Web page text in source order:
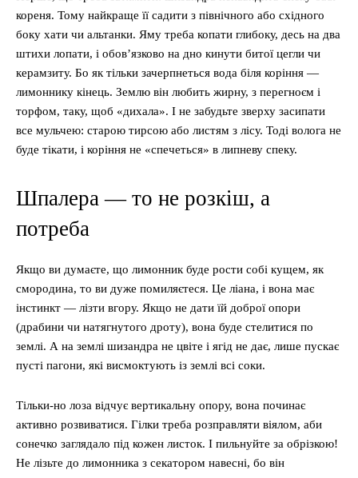
кореня. Тому найкраще її садити з північного або східного
боку хати чи альтанки. Яму треба копати глибоку, десь на два
штихи лопати, і обов’язково на дно кинути битої цегли чи
керамзиту. Бо як тільки зачерпнеться вода біля коріння —
лимоннику кінець. Землю він любить жирну, з перегноєм і
торфом, таку, щоб «дихала». І не забудьте зверху засипати
все мульчею: старою тирсою або листям з лісу. Тоді волога не
буде тікати, і коріння не «спечеться» в липневу спеку.
Шпалера — то не розкіш, а
потреба
Якщо ви думаєте, що лимонник буде рости собі кущем, як
смородина, то ви дуже помиляєтеся. Це ліана, і вона має
інстинкт — лізти вгору. Якщо не дати їй доброї опори
(драбини чи натягнутого дроту), вона буде стелитися по
землі. А на землі шизандра не цвіте і ягід не дає, лише пускає
пусті пагони, які висмоктують із землі всі соки.
Тільки-но лоза відчує вертикальну опору, вона починає
активно розвиватися. Гілки треба розправляти віялом, аби
сонечко заглядало під кожен листок. І пильнуйте за обрізкою!
Не лізьте до лимонника з секатором навесні, бо він